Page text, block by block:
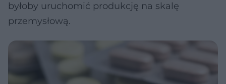
byłoby uruchomić produkcję na skalę
przemysłową.